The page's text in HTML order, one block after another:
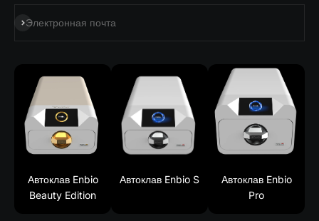
Электронная почта
Подписаться на
Автоклав Enbio
Beauty Edition
Автоклав Enbio S
Автоклав Enbio
Pro